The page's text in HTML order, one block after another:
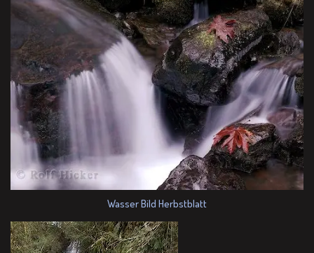
Wasser Bild Herbstblatt